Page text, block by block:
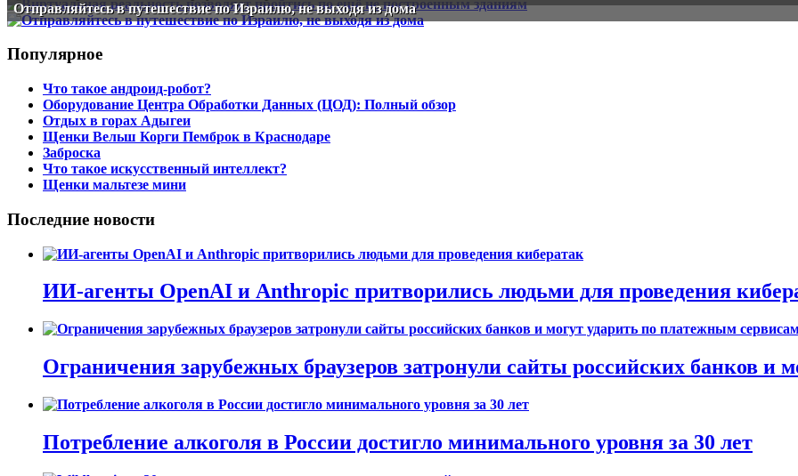
Отправляйтесь в путешествие по Израилю, не выходя из дома
Популярное
Что такое андроид-робот?
Оборудование Центра Обработки Данных (ЦОД): Полный обзор
Отдых в горах Адыгеи
Щенки Вельш Корги Пемброк в Краснодаре
Заброска
Что такое искусственный интеллект?
Щенки мальтезе мини
Последние новости
ИИ-агенты OpenAI и Anthropic притворились людьми для проведения
Ограничения зарубежных браузеров затронули сайты российских банков и
Потребление алкоголя в России достигло минимального уровня за 30 лет